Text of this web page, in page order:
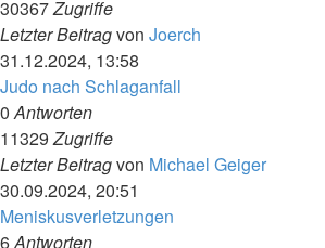
30367Zugriffe
Letzter Beitragvon Joerch
31.12.2024, 13:58
Judo nach Schlaganfall
0Antworten
11329Zugriffe
Letzter Beitragvon Michael Geiger
30.09.2024, 20:51
Meniskusverletzungen
6Antworten